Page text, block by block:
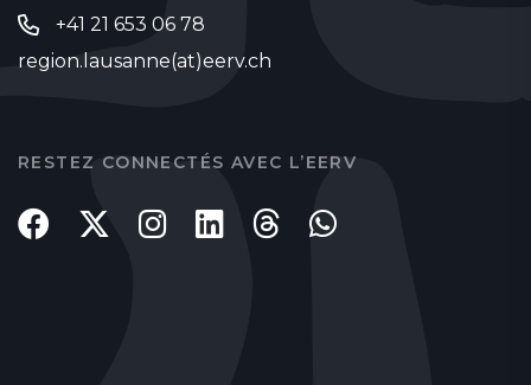
+41 21 653 06 78
region.lausanne(at)eerv.ch
RESTEZ CONNECTÉS AVEC L’EERV